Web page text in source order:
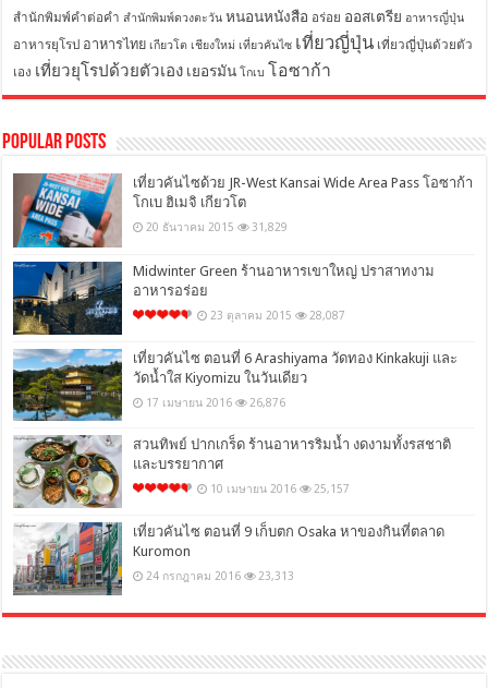
สำนักพิมพ์คำต่อคำ สำนักพิมพ์ดวงตะวัน หนอนหนังสือ อร่อย ออสเตรีย อาหารญี่ปุ่น
อาหารยุโรป อาหารไทย เกียวโต เชียงใหม่ เที่ยวคันไซ เที่ยวญี่ปุ่น เที่ยวญี่ปุ่นด้วยตัว
เอง เที่ยวยุโรปด้วยตัวเอง เยอรมัน โกเบ โอซาก้า
Popular Posts
เที่ยวคันไซด้วย JR-West Kansai Wide Area Pass โอซาก้า
โกเบ ฮิเมจิ เกียวโต
20 ธันวาคม 2015 31,829
Midwinter Green ร้านอาหารเขาใหญ่ ปราสาทงาม
อาหารอร่อย
23 ตุลาคม 2015 28,087
เที่ยวคันไซ ตอนที่ 6 Arashiyama วัดทอง Kinkakuji และ
วัดน้ำใส Kiyomizu ในวันเดียว
17 เมษายน 2016 26,876
สวนทิพย์ ปากเกร็ด ร้านอาหารริมน้ำ งดงามทั้งรสชาติ
และบรรยากาศ
10 เมษายน 2016 25,157
เที่ยวคันไซ ตอนที่ 9 เก็บตก Osaka หาของกินที่ตลาด
Kuromon
24 กรกฎาคม 2016 23,313